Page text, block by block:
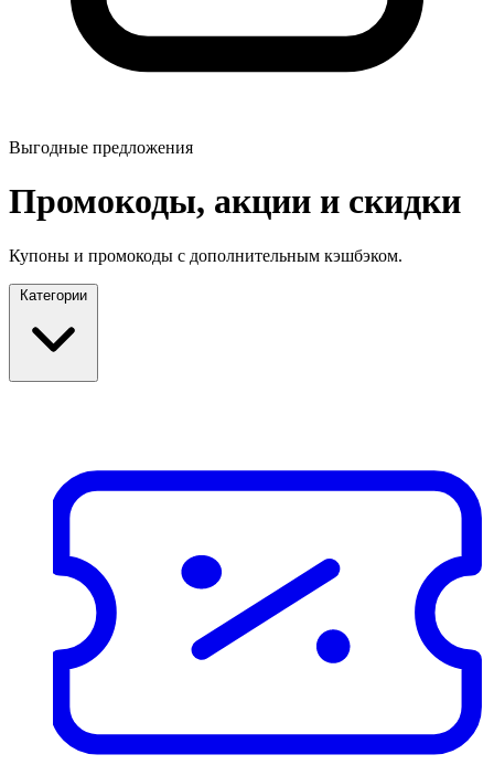
Выгодные предложения
Промокоды, акции и скидки
Купоны и промокоды с дополнительным кэшбэком.
Категории